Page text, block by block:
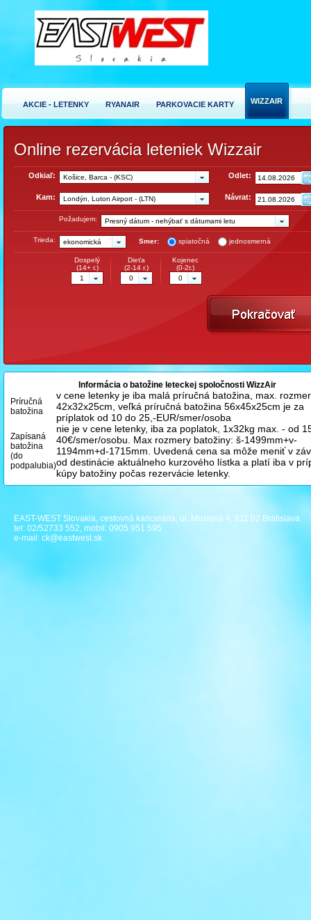
AKCIE - LETENKY RYANAIR PARKOVACIE KARTY WIZZAIR
Online rezervácia leteniek Wizzair
Odkiaľ: Košice, Barca - (KSC) Odlet:
Kam: Londýn, Luton Airport - (LTN) Návrat:
Požadujem: Presný dátum - nehýbať s dátumami letu
Trieda: ekonomická Smer: spiatočná jednosmerná
Dospelý
(14+ r.)
1
Dieťa
(2-14 r.)
0
Kojenec
(0-2r.)
0
Informácia o batožine leteckej spoločnosti WizzAir
Príručná
batožina
v cene letenky je iba malá príručná batožina, max.
42x32x25cm, veľká príručná batožina 56x45x25cm je za
príplatok od 10 do 25,-EUR/smer/osoba
Zapísaná
batožina
(do
podpalubia)
nie je v cene letenky, iba za poplatok, 1x32kg max. - od
40€/smer/osobu. Max rozmery batožiny: š-1499mm+v-
1194mm+d-1715mm.
Uvedená cena sa môže meniť v
od destinácie aktuálneho kurzového lístka a platí iba v
kúpy batožiny počas rezervácie letenky.
EAST-WEST Slovakia, cestovná kancelária, ul. Muzejná 4, 811 02 Bratislava
tel: 02/52733 552, mobil: 0905 951 595
e-mail: ck@eastwest.sk